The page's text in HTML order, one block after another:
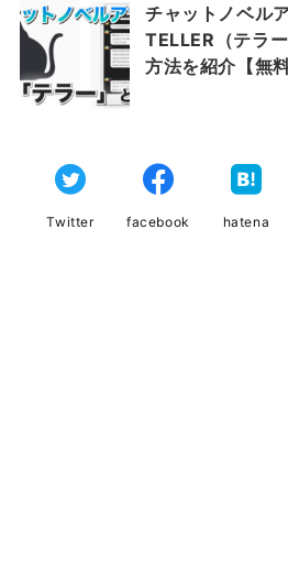
チャットノベル
TELLER（テラ
方法を紹介【無
Twitter facebook hatena